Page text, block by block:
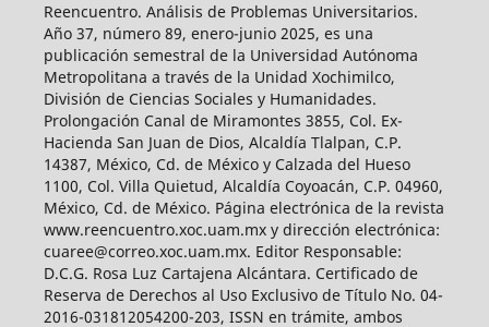
Reencuentro. Análisis de Problemas Universitarios.
Año 37, número 89, enero-junio 2025, es una
publicación semestral de la Universidad Autónoma
Metropolitana a través de la Unidad Xochimilco,
División de Ciencias Sociales y Humanidades.
Prolongación Canal de Miramontes 3855, Col. Ex-
Hacienda San Juan de Dios, Alcaldía Tlalpan, C.P.
14387, México, Cd. de México y Calzada del Hueso
1100, Col. Villa Quietud, Alcaldía Coyoacán, C.P. 04960,
México, Cd. de México. Página electrónica de la revista
www.reencuentro.xoc.uam.mx y dirección electrónica:
cuaree@correo.xoc.uam.mx. Editor Responsable:
D.C.G. Rosa Luz Cartajena Alcántara. Certificado de
Reserva de Derechos al Uso Exclusivo de Título No. 04-
2016-031812054200-203, ISSN en trámite, ambos